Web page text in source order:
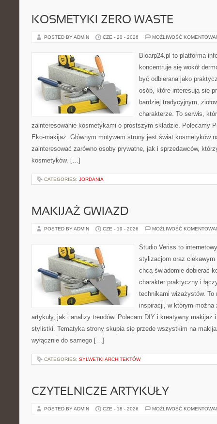
KOSMETYKI ZERO WASTE
POSTED BY ADMIN CZE - 20 - 2026 MOŻLIWOŚĆ
Bioarp24.pl to platforma
koncentruje się wokół
być odbierana jako
osób, które interesują się
bardziej tradycyjnym,
charakterze. To serwis,
zainteresowanie kosmetykami o prostszym składzie. Polecamy
Eko-makijaż. Głównym motywem strony jest świat kosmetyków
zainteresować zarówno osoby prywatne, jak i sprzedawców,
kosmetyków. […]
CATEGORIES: JORDANIA
MAKIJAŻ GWIAZD
POSTED BY ADMIN CZE - 19 - 2026 MOŻLIWOŚĆ
Studio Veriss to
stylizacjom oraz ciekawym
chcą świadomie dobierać
charakter praktyczny i
technikami wizażystów. To
inspiracji, w którym
artykuły, jak i analizy trendów. Polecam DIY i kreatywny makijaż
stylistki. Tematyka strony skupia się przede wszystkim na
wyłącznie do samego […]
CATEGORIES: SYLWETKI ARCHITEKTÓW
CZYTELNICZE ARTYKUŁY
POSTED BY ADMIN CZE - 18 - 2026 MOŻLIWOŚĆ